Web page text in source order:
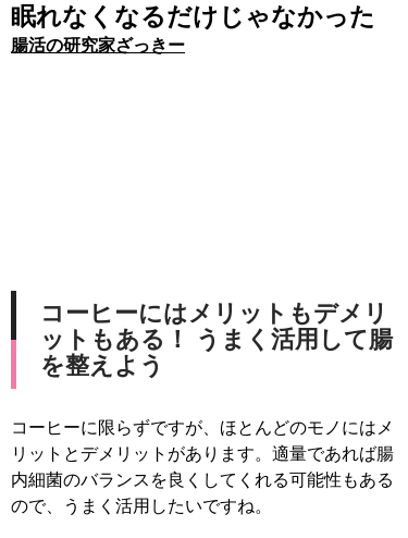
眠れなくなるだけじゃなかった
腸活の研究家ざっきー
コーヒーにはメリットもデメリ
ットもある！ うまく活用して腸
を整えよう
コーヒーに限らずですが、ほとんどのモノにはメ
リットとデメリットがあります。適量であれば腸
内細菌のバランスを良くしてくれる可能性もある
ので、うまく活用したいですね。